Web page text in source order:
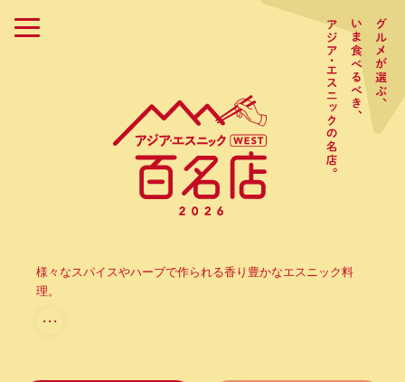
様々なスパイスやハーブで作られる香り豊かなエスニック料
理。
・・・